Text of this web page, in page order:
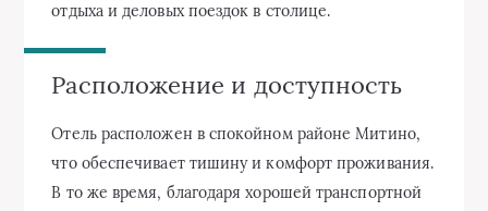
отдыха и деловых поездок в столице.
Расположение и доступность
Отель расположен в спокойном районе Митино,
что обеспечивает тишину и комфорт проживания.
В то же время, благодаря хорошей транспортной